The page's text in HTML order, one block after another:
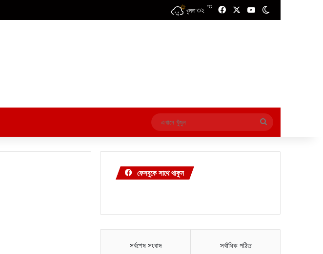
খুলনা ৩২ ℃ FacebookYouTube
এখানে
খুঁজুন
ফেসবুকে সাথে থাকুন
সর্বশেষ সংবাদ সর্বাধিক পঠিত